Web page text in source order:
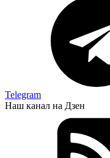
Telegram
Наш канал на Дзен